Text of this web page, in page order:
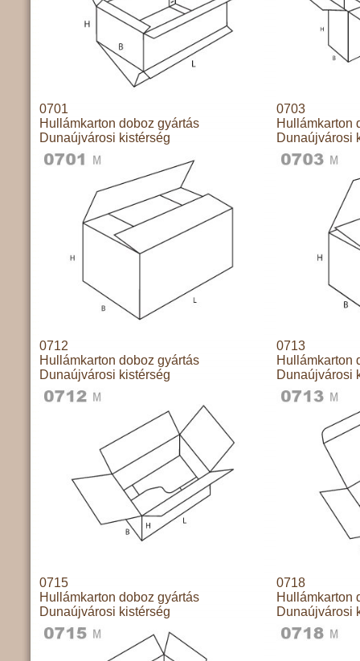
0701
Hullámkarton doboz gyártás
Dunaújvárosi kistérség
0703
Hullámkarton
Dunaújvárosi
0712
Hullámkarton doboz gyártás
Dunaújvárosi kistérség
0713
Hullámkarton
Dunaújvárosi
0715
Hullámkarton doboz gyártás
Dunaújvárosi kistérség
0718
Hullámkarton
Dunaújvárosi